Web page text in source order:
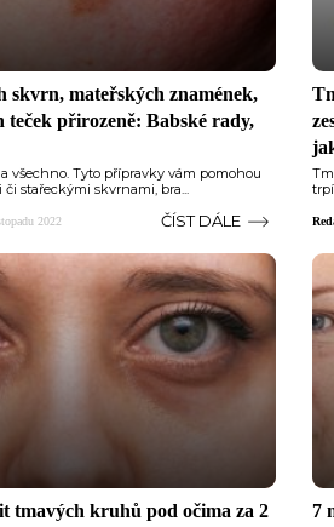
skvrn, mateřských znamének,
teček přirozeně: Babské rady,
všechno. Tyto přípravky vám pomohou
stařeckými skvrnami, bra...
2022 ČÍST DÁLE
tmavých kruhů pod očima za 2
7